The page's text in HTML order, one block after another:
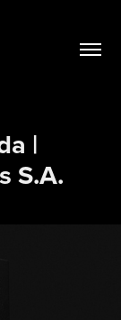
|
S.A.